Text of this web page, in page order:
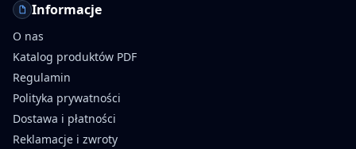
Informacje
O nas
Katalog produktów PDF
Regulamin
Polityka prywatności
Dostawa i płatności
Reklamacje i zwroty